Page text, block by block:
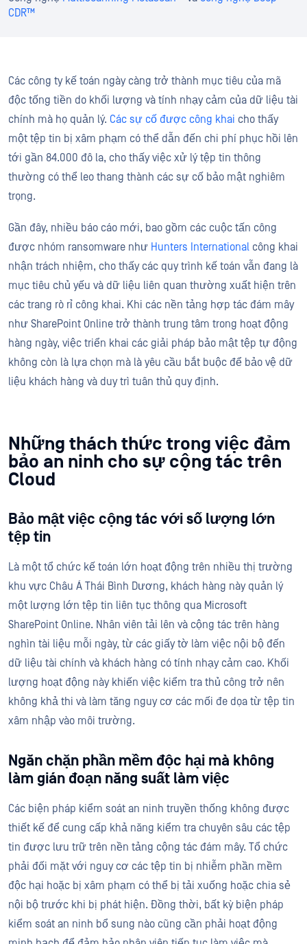
CDR™
Các công ty kế toán ngày càng trở thành mục tiêu của mã
độc tống tiền do khối lượng và tính nhạy cảm của dữ liệu tài
chính mà họ quản lý. Các sự cố được công khai cho thấy
một tệp tin bị xâm phạm có thể dẫn đến chi phí phục hồi lên
tới gần 84.000 đô la, cho thấy việc xử lý tệp tin thông
thường có thể leo thang thành các sự cố bảo mật nghiêm
trọng.
Gần đây, nhiều báo cáo mới, bao gồm các cuộc tấn công
được nhóm ransomware như Hunters International công khai
nhận trách nhiệm, cho thấy các quy trình kế toán vẫn đang là
mục tiêu chủ yếu và dữ liệu liên quan thường xuất hiện trên
các trang rò rỉ công khai. Khi các nền tảng hợp tác đám mây
như SharePoint Online trở thành trung tâm trong hoạt động
hàng ngày, việc triển khai các giải pháp bảo mật tệp tự động
không còn là lựa chọn mà là yêu cầu bắt buộc để bảo vệ dữ
liệu khách hàng và duy trì tuân thủ quy định.
Những thách thức trong việc đảm
bảo an ninh cho sự cộng tác trên
Cloud
Bảo mật việc cộng tác với số lượng lớn
tệp tin
Là một tổ chức kế toán lớn hoạt động trên nhiều thị trường
khu vực Châu Á Thái Bình Dương, khách hàng này quản lý
một lượng lớn tệp tin liên tục thông qua Microsoft
SharePoint Online. Nhân viên tải lên và cộng tác trên hàng
nghìn tài liệu mỗi ngày, từ các giấy tờ làm việc nội bộ đến
dữ liệu tài chính và khách hàng có tính nhạy cảm cao. Khối
lượng hoạt động này khiến việc kiểm tra thủ công trở nên
không khả thi và làm tăng nguy cơ các mối đe dọa từ tệp tin
xâm nhập vào môi trường.
Ngăn chặn phần mềm độc hại mà không
làm gián đoạn năng suất làm việc
Các biện pháp kiểm soát an ninh truyền thống không được
thiết kế để cung cấp khả năng kiểm tra chuyên sâu các tệp
tin được lưu trữ trên nền tảng cộng tác đám mây. Tổ chức
phải đối mặt với nguy cơ các tệp tin bị nhiễm phần mềm
độc hại hoặc bị xâm phạm có thể bị tải xuống hoặc chia sẻ
nội bộ trước khi bị phát hiện. Đồng thời, bất kỳ biện pháp
kiểm soát an ninh bổ sung nào cũng cần phải hoạt động